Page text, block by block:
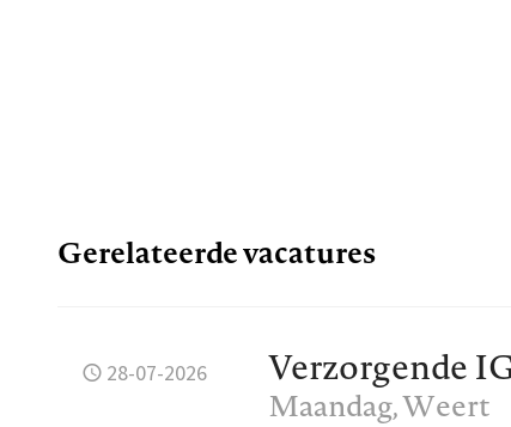
Gerelateerde vacatures
28-07-2026 Verzorgende
Maandag, Weert